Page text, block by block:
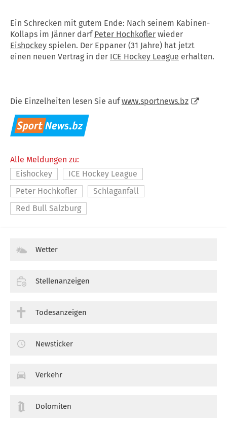
Ein Schrecken mit gutem Ende: Nach seinem Kabinen-
Kollaps im Jänner darf Peter Hochkofler wieder
Eishockey spielen. Der Eppaner (31 Jahre) hat jetzt
einen neuen Vertrag in der ICE Hockey League erhalten.
Die Einzelheiten lesen Sie aufwww.sportnews.bz
Alle Meldungen zu:
Eishockey
ICE Hockey League
Peter Hochkofler
Schlaganfall
Red Bull Salzburg
Wetter
Stellenanzeigen
Todesanzeigen
Newsticker
Verkehr
Dolomiten